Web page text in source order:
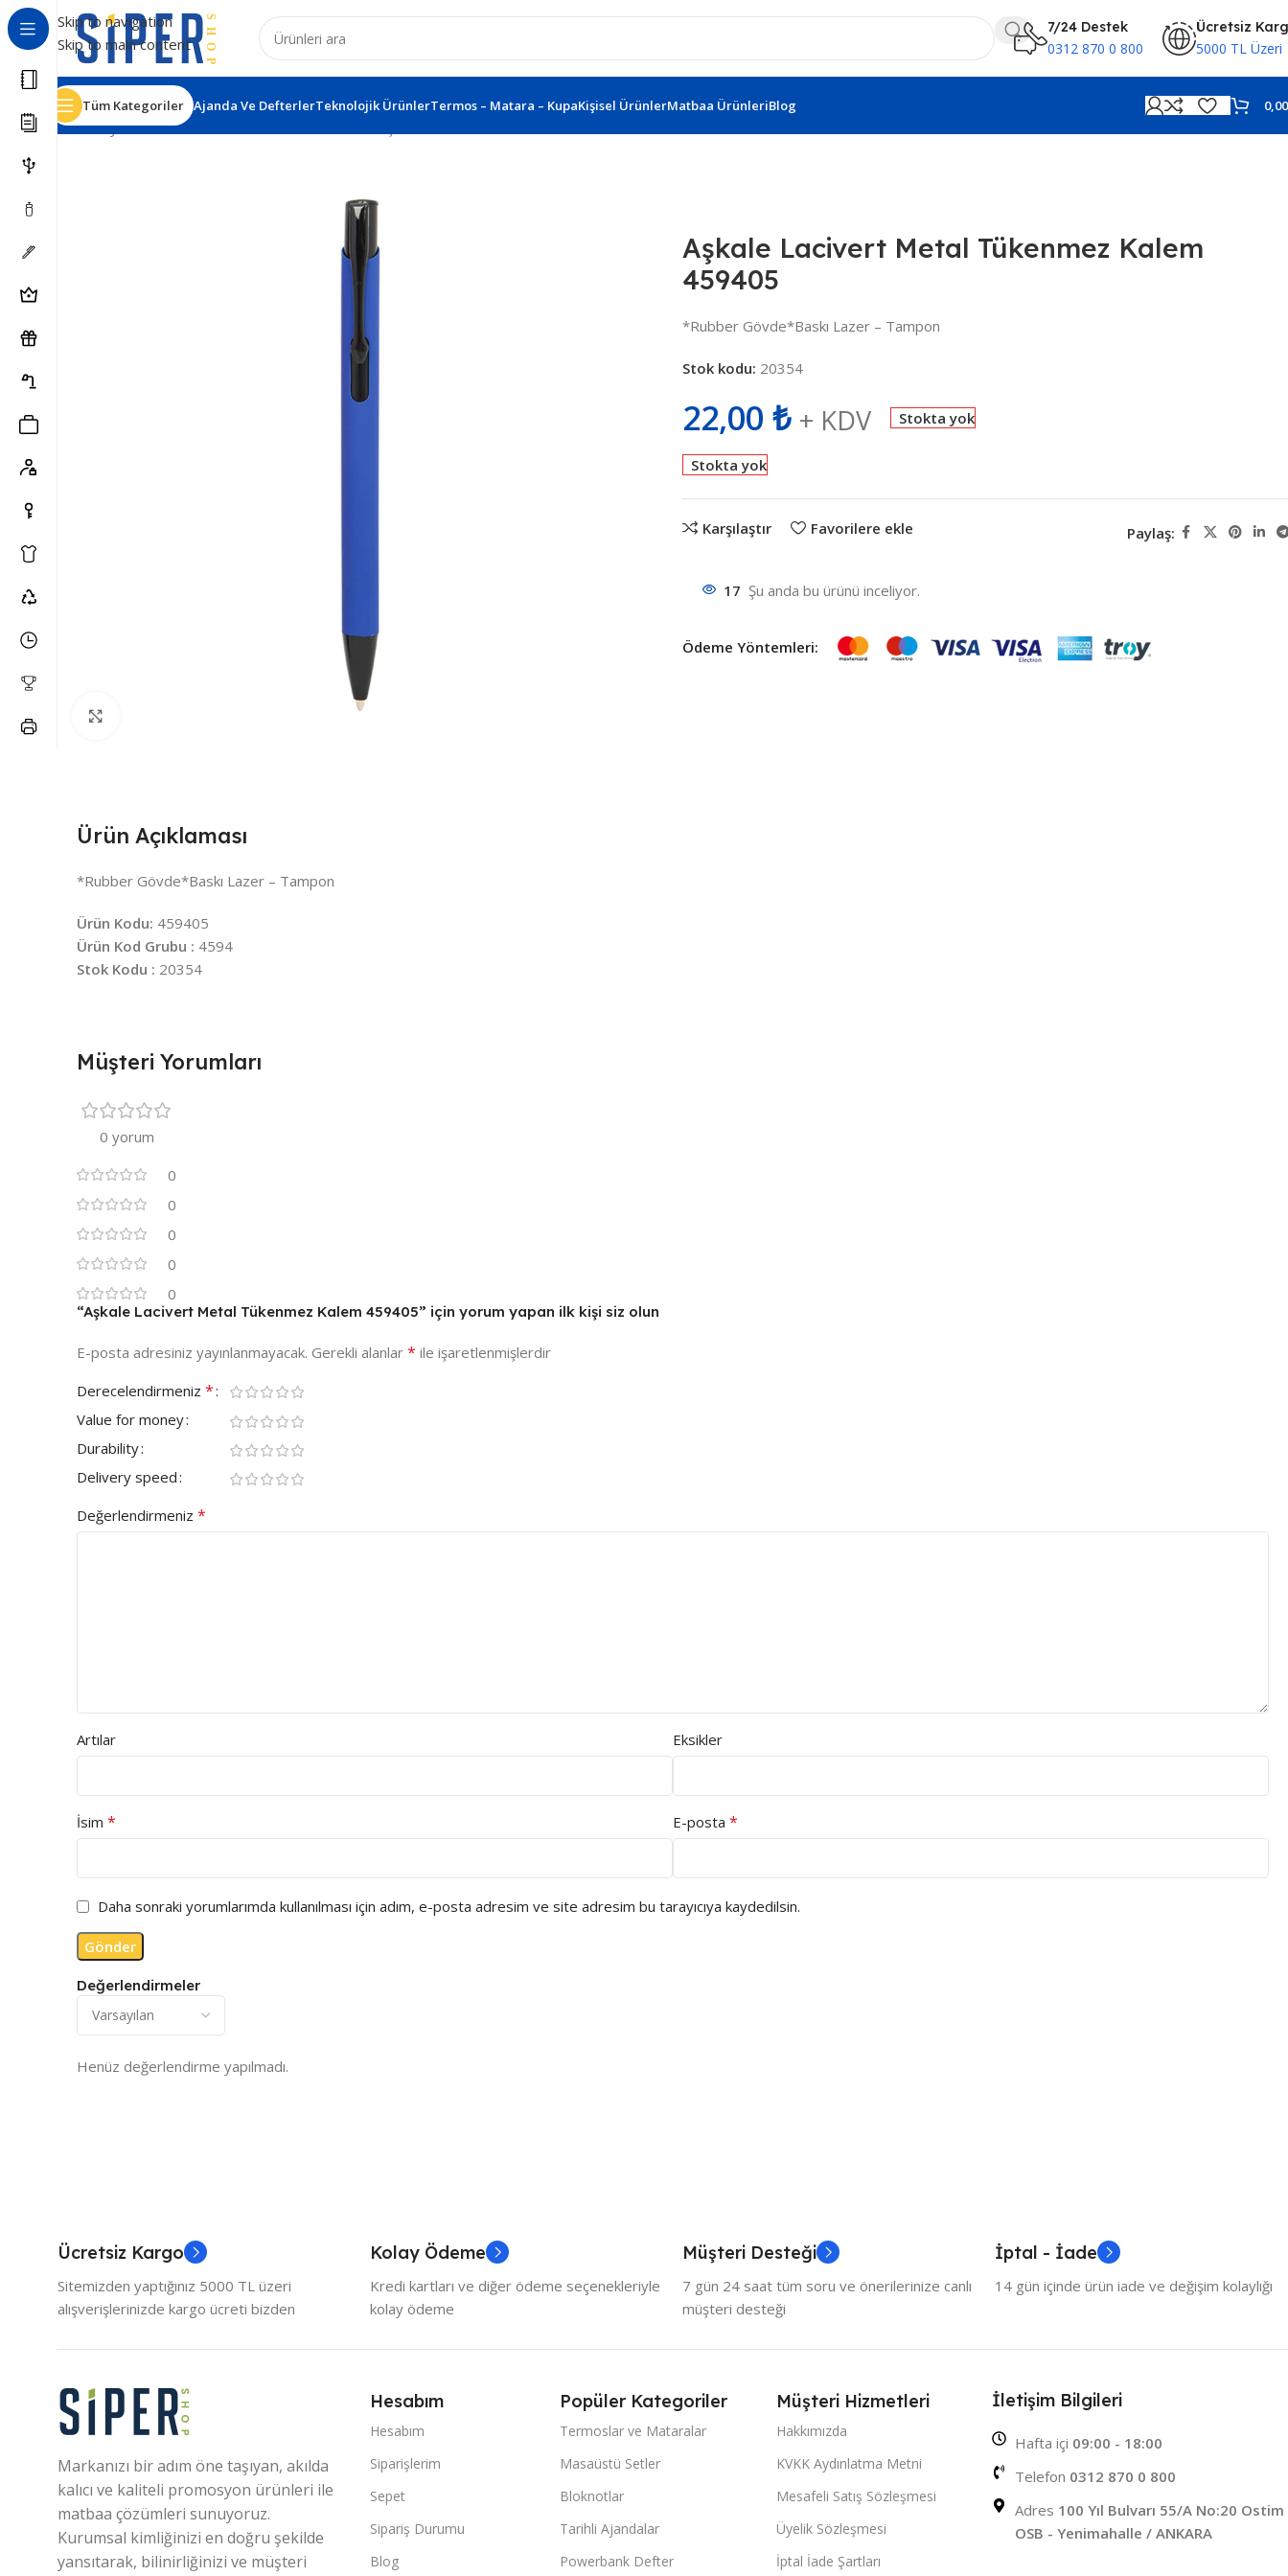
Skip to navigation
Skip to main content
7/24 Destek
0312 870 0 800
Ücretsiz
5000 TL Üzeri
Tüm Kategoriler Ajanda Ve DefterlerTeknolojik ÜrünlerTermos – Matara – KupaKişisel ÜrünlerMatbaa ÜrünleriBlog
Ana Sayfa Kalemler
Aşkale Lacivert Metal Tükenmez Kalem
459405
*Rubber Gövde*Baskı Lazer – Tampon
Stok kodu: 20354
22,00 ₺ + KDV Stokta yok
Stokta yok
Karşılaştır Favorilere ekle Paylaş:
17 Şu anda bu ürünü inceliyor.
Ödeme Yöntemleri:
Ürün Açıklaması
*Rubber Gövde*Baskı Lazer – Tampon
Ürün Kodu: 459405
Ürün Kod Grubu : 4594
Stok Kodu : 20354
Müşteri Yorumları
0 yorum
0
0
0
0
0
Değerlendirmeler
Henüz değerlendirme yapılmadı.
“Aşkale Lacivert Metal Tükenmez Kalem 459405” için yorum yapan ilk kişi siz olun
E-posta adresiniz yayınlanmayacak. Gerekli alanlar * ile işaretlenmişlerdir
Derecelendirmeniz *
Value for money
Durability
Delivery speed
Değerlendirmeniz *
Artılar Eksikler
İsim * E-posta *
Daha sonraki yorumlarımda kullanılması için adım, e-posta adresim ve site adresim bu tarayıcıya kaydedilsin.
Ücretsiz Kargo
Sitemizden yaptığınız 5000 TL üzeri
alışverişlerinizde kargo ücreti bizden
Kolay Ödeme
Kredi kartları ve diğer ödeme seçenekleriyle
kolay ödeme
Müşteri Desteği
7 gün 24 saat tüm soru ve önerilerinize canlı
müşteri desteği
İptal - İade
14 gün içinde ürün iade ve değişim kolaylığı
Markanızı bir adım öne taşıyan, akılda
kalıcı ve kaliteli promosyon ürünleri ile
matbaa çözümleri sunuyoruz.
Kurumsal kimliğinizi en doğru şekilde
yansıtarak, bilinirliğinizi ve müşteri
Hesabım
Hesabım
Siparişlerim
Sepet
Sipariş Durumu
Blog
Popüler Kategoriler
Termoslar ve Mataralar
Masaüstü Setler
Bloknotlar
Tarihli Ajandalar
Powerbank Defter
Müşteri Hizmetleri
Hakkımızda
KVKK Aydınlatma Metni
Mesafeli Satış Sözleşmesi
Üyelik Sözleşmesi
İptal İade Şartları
İletişim Bilgileri
Hafta içi 09:00 - 18:00
Telefon 0312 870 0 800
Adres 100 Yıl Bulvarı 55/A No:20 Ostim
OSB - Yenimahalle / ANKARA